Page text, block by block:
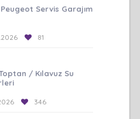
Servis Garajım
81
/ Kılavuz Su
346